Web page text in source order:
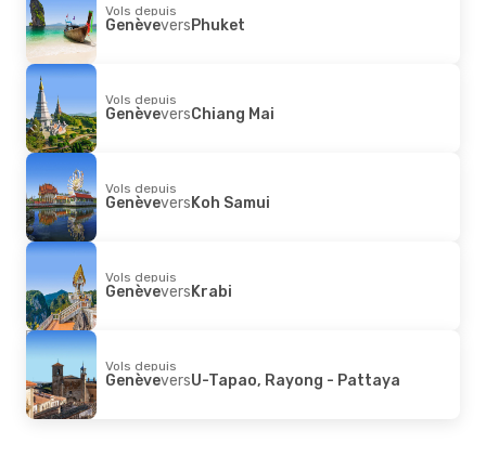
Vols depuis
GenèveversPhuket
Vols depuis
GenèveversChiang Mai
Vols depuis
GenèveversKoh Samui
Vols depuis
GenèveversKrabi
Vols depuis
GenèveversU-Tapao, Rayong - Pattaya